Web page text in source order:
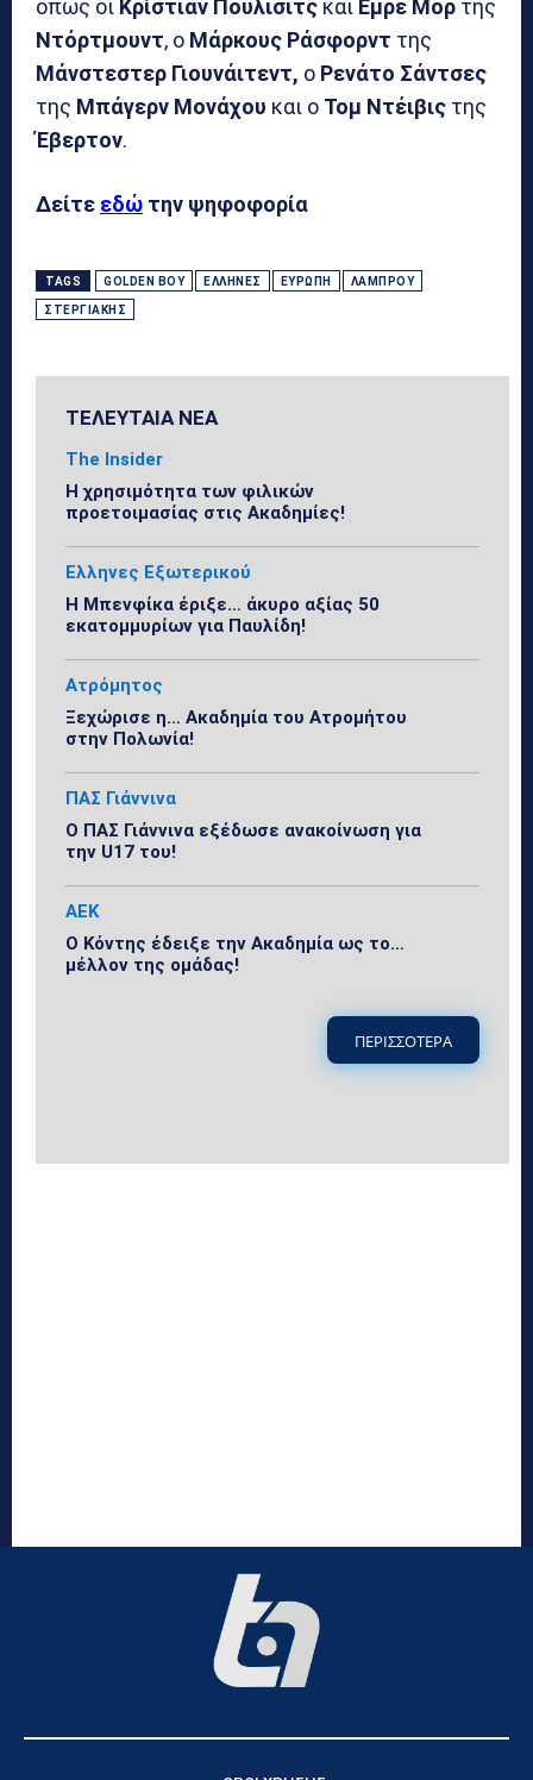
όπως οι Κρίστιαν Πούλισιτς και Εμρέ Μορ της
Ντόρτμουντ, ο Μάρκους Ράσφορντ της
Μάνστεστερ Γιουνάιτεντ, ο Ρενάτο Σάντσες
της Μπάγερν Μονάχου και ο Τομ Ντέιβις της
Έβερτον.
Δείτε εδώ την ψηφοφορία
TAGS GOLDEN BOY ΈΛΛΗΝΕΣ ΕΥΡΏΠΗ ΛΆΜΠΡΟΥ
ΣΤΕΡΓΙΆΚΗΣ
ΤΕΛΕΥΤΑΙΑ ΝΕΑ
The Insider
Η χρησιμότητα των φιλικών
προετοιμασίας στις Ακαδημίες!
Ελληνες Εξωτερικού
Η Μπενφίκα έριξε… άκυρο αξίας 50
εκατομμυρίων για Παυλίδη!
Ατρόμητος
Ξεχώρισε η… Ακαδημία του Ατρομήτου
στην Πολωνία!
ΠΑΣ Γιάννινα
Ο ΠΑΣ Γιάννινα εξέδωσε ανακοίνωση για
την U17 του!
ΑΕΚ
Ο Κόντης έδειξε την Ακαδημία ως το…
μέλλον της ομάδας!
ΠΕΡΙΣΣΟΤΕΡΑ